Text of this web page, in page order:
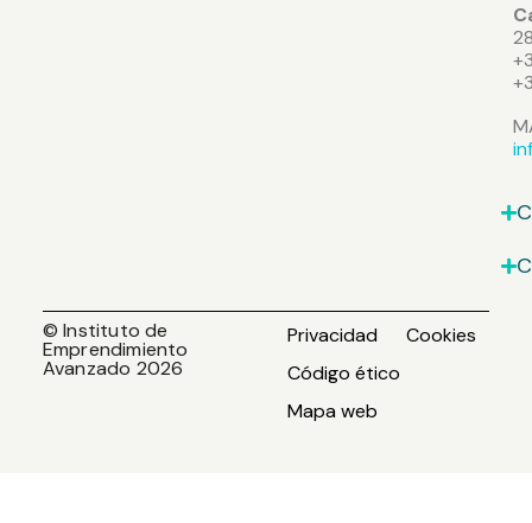
© Instituto de
Emprendimiento
Avanzado 2026
Privacidad
Cookies
Código ético
Mapa web